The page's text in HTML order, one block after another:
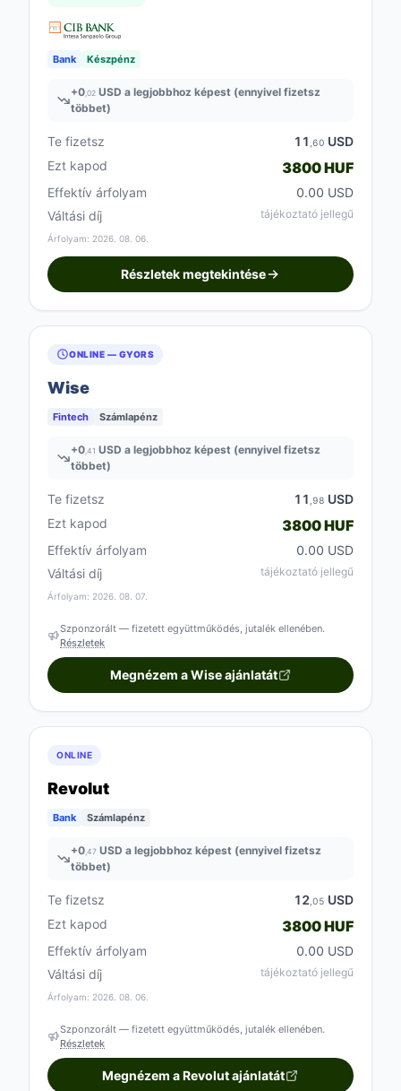
Bank Készpénz
+0 ,02 USD a legjobbhoz képest (ennyivel fizetsz
többet)
Te fizetsz 11 ,60 USD
Ezt kapod
3800 HUF
Effektív árfolyam
0.00 USD
Váltási díj
tájékoztató jellegű
Árfolyam: 2026. 08. 06.
Részletek megtekintése
ONLINE — GYORS
Wise
Fintech Számlapénz
+0 ,41 USD a legjobbhoz képest (ennyivel fizetsz
többet)
Te fizetsz 11 ,98 USD
Ezt kapod
3800 HUF
Effektív árfolyam
0.00 USD
Váltási díj
tájékoztató jellegű
Árfolyam: 2026. 08. 07.
Szponzorált — fizetett együttműködés, jutalék ellenében.
Részletek
Megnézem a Wise ajánlatát
ONLINE
Revolut
Bank Számlapénz
+0 ,47 USD a legjobbhoz képest (ennyivel fizetsz
többet)
Te fizetsz 12 ,05 USD
Ezt kapod
3800 HUF
Effektív árfolyam
0.00 USD
Váltási díj
tájékoztató jellegű
Árfolyam: 2026. 08. 06.
Szponzorált — fizetett együttműködés, jutalék ellenében.
Részletek
Megnézem a Revolut ajánlatát